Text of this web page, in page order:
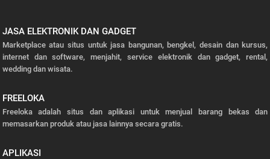
JASA ELEKTRONIK DAN GADGET
Marketplace atau situs untuk jasa bangunan, bengkel, desain dan kursus,
internet dan software, menjahit, service elektronik dan gadget, rental,
wedding dan wisata.
FREELOKA
Freeloka adalah situs dan aplikasi untuk menjual barang bekas dan
memasarkan produk atau jasa lainnya secara gratis.
APLIKASI